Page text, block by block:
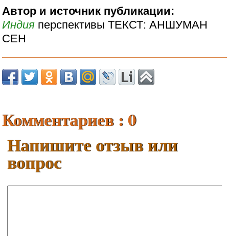
Автор и источник публикации:
Индия перспективы ТЕКСТ: АНШУМАН
СЕН
Комментариев : 0
Напишите отзыв или
вопрос